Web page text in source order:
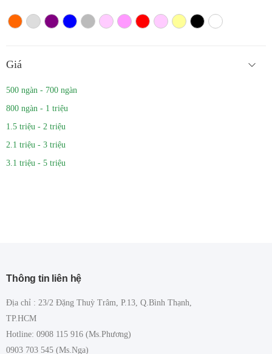
Màu camTrắng màu
Tím Xanh Xám Hồng nhạtHồng đậm
Đỏ HồngVàngMàu đenTrắng
Giá
500 ngàn - 700 ngàn
800 ngàn - 1 triệu
1.5 triệu - 2 triệu
2.1 triệu - 3 triệu
3.1 triệu - 5 triệu
Thông tin liên hệ
Địa chỉ : 23/2 Đặng Thuỳ Trâm, P.13, Q.Bình Thạnh,
TP.HCM
Hotline: 0908 115 916 (Ms.Phương)
0903 703 545 (Ms.Nga)